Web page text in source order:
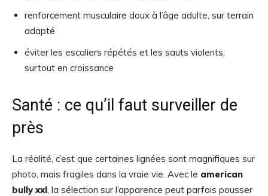
renforcement musculaire doux à l’âge adulte, sur terrain
adapté
éviter les escaliers répétés et les sauts violents,
surtout en croissance
Santé : ce qu’il faut surveiller de
près
La réalité, c’est que certaines lignées sont magnifiques sur
photo, mais fragiles dans la vraie vie. Avec le american
bully xxl, la sélection sur l’apparence peut parfois pousser